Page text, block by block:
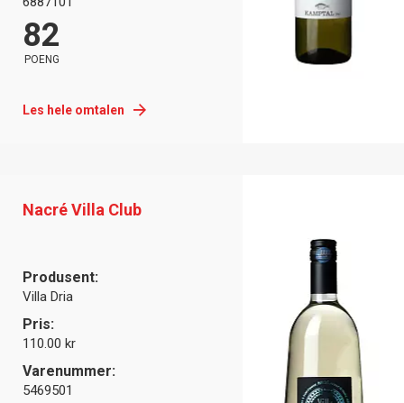
82
POENG
Les hele omtalen
Nacré Villa Club
Produsent:
Villa Dria
Pris:
110.00 kr
Varenummer:
5469501